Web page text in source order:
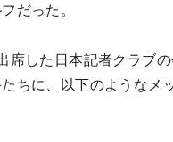
だった。
席した日本記者クラブ
ちに、以下のようなメ